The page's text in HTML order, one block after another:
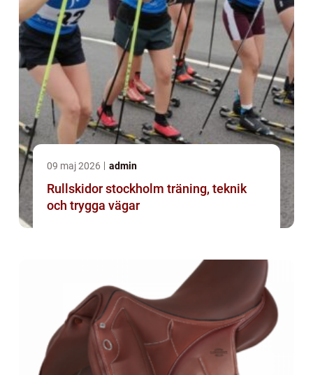
09 maj 2026 admin
Rullskidor stockholm träning, teknik
och trygga vägar